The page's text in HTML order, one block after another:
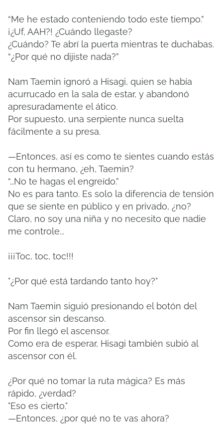
“Me he estado conteniendo todo este tiempo.”
¡¿Uf, AAH?! ¿Cuándo llegaste?
¿Cuándo? Te abrí la puerta mientras te duchabas.
“¿Por qué no dijiste nada?”
Nam Taemin ignoró a Hisagi, quien se había
acurrucado en la sala de estar, y abandonó
apresuradamente el ático.
Por supuesto, una serpiente nunca suelta
fácilmente a su presa.
—Entonces, así es como te sientes cuando estás
con tu hermano, ¿eh, Taemin?
“…No te hagas el engreído.”
No es para tanto. Es solo la diferencia de tensión
que se siente en público y en privado, ¿no?
Claro, no soy una niña y no necesito que nadie
me controle...
¡¡¡Toc, toc, toc!!!
"¿Por qué está tardando tanto hoy?"
Nam Taemin siguió presionando el botón del
ascensor sin descanso.
Por fin llegó el ascensor.
Como era de esperar, Hisagi también subió al
ascensor con él.
¿Por qué no tomar la ruta mágica? Es más
rápido, ¿verdad?
"Eso es cierto."
—Entonces, ¿por qué no te vas ahora?